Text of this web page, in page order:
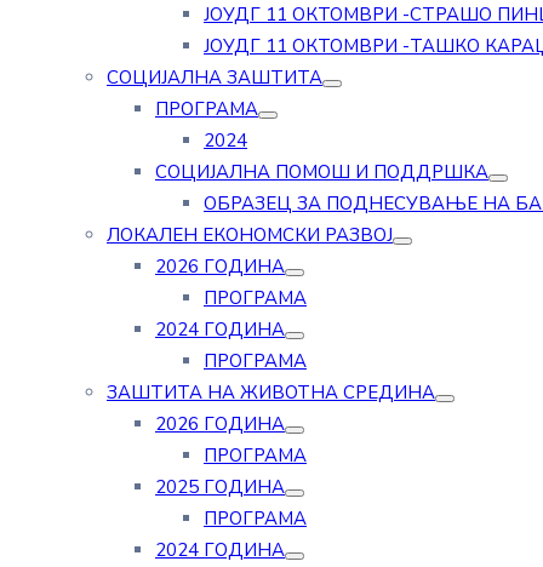
ЈОУДГ 11 ОКТОМВРИ -СТРАШО
ЈОУДГ 11 ОКТОМВРИ -ТАШКО
СОЦИЈАЛНА ЗАШТИТА
ПРОГРАМА
2024
СОЦИЈАЛНА ПОМОШ И ПОДДРШКА
ОБРАЗЕЦ ЗА ПОДНЕСУВАЊЕ НА
ЛОКАЛЕН ЕКОНОМСКИ РАЗВОЈ
2026 ГОДИНА
ПРОГРАМА
2024 ГОДИНА
ПРОГРАМА
ЗАШТИТА НА ЖИВОТНА СРЕДИНА
2026 ГОДИНА
ПРОГРАМА
2025 ГОДИНА
ПРОГРАМА
2024 ГОДИНА